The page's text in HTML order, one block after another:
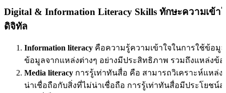
Digital & Information Literacy Skills ทักษะความเข้า
ดิจิทัล
Information literacy คือความรู้ความเข้าใจในการใช้ข้อมู
ข้อมูลจากแหล่งต่างๆ อย่างมีประสิทธิภาพ รวมถึงแหล่งข้
Media literacy การรู้เท่าทันสื่อ คือ สามารถวิเคราะห์แหล่
น่าเชื่อถือกับสิ่งที่ไม่น่าเชื่อถือ การรู้เท่าทันสื่อมีประโยชน์